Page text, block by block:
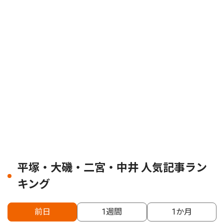
平塚・大磯・二宮・中井 人気記事ラン
キング
前日 1週間 1か月